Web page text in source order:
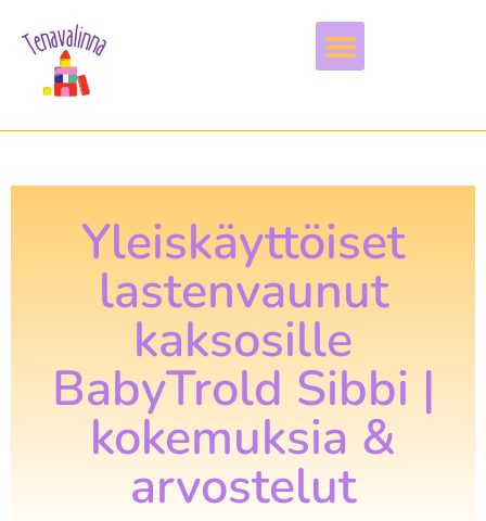
Yleiskäyttöiset
lastenvaunut
kaksosille
BabyTrold Sibbi |
kokemuksia &
arvostelut